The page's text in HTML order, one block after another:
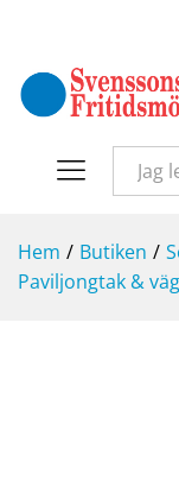
Hem / Butiken /
Paviljongtak &